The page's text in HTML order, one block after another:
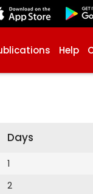
Help
Days
1
2